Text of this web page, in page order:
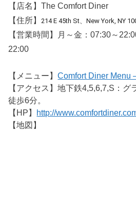
【店名】The Comfort Diner
【住所】
214 E 45th St、New York, NY
【営業時間】月～金：07:30～
22:00
【メニュー】Comfort Diner Menu
【アクセス】地下鉄4,5,6,7,S：グ
徒歩6分。
【HP】 http://
【地図】